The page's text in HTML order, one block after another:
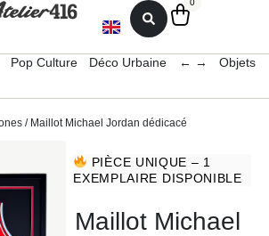
0
Pop Culture Déco Urbaine ← → Objets
/ Maillot Michael Jordan dédicacé
PIÈCE UNIQUE – 1
EXEMPLAIRE DISPONIBLE
Maillot Michael